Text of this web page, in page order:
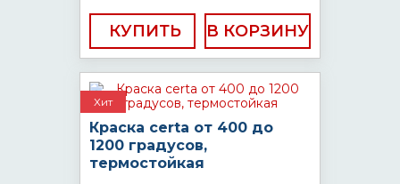
КУПИТЬ
Хит
Краска certa от 400 до
1200 градусов,
термостойкая